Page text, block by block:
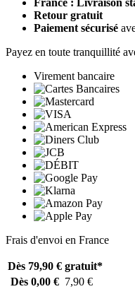
France : Livraison
Retour gratuit
Paiement sécurisé
Payez en toute tranquillité
Virement bancaire
Frais d'envoi en France
Dès 79,90 € gratuit*
Dès 0,00 € 7,90 €